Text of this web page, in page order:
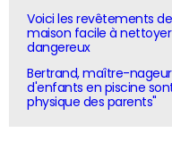
Voici les revêtements
maison facile à
dangereux
Bertrand, maître-
d'enfants en piscine
physique des parents"